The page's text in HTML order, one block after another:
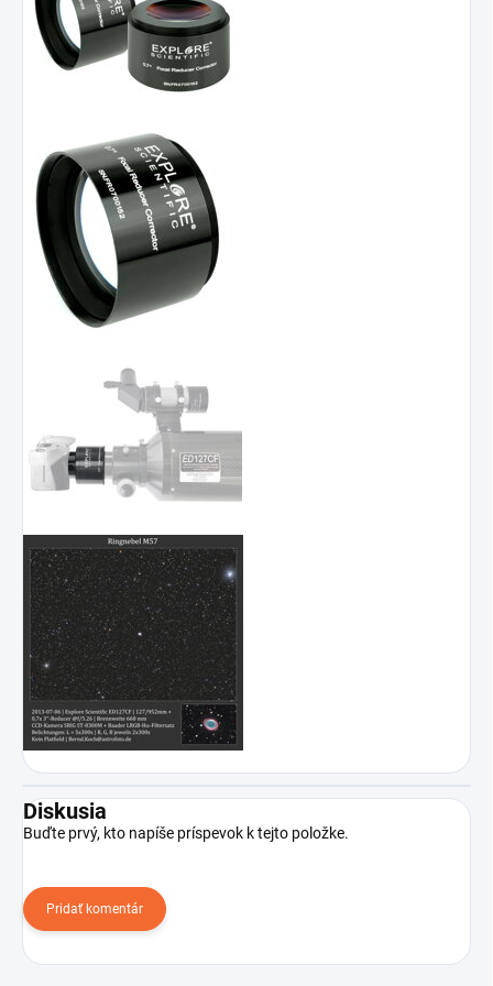
Diskusia
Buďte prvý, kto napíše príspevok k tejto položke.
Pridať komentár